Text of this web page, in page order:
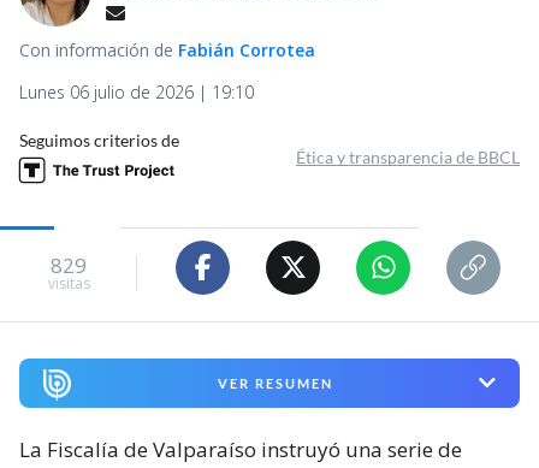
Con información de Fabián Corrotea
Lunes 06 julio de 2026 | 19:10
Seguimos criterios de
Ética y transparencia de BBCL
829
visitas
VER RESUMEN
La Fiscalía de Valparaíso instruyó una serie de